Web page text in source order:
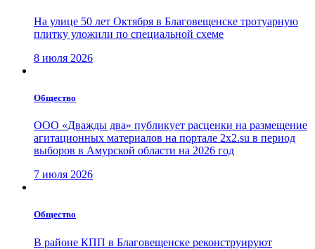
На улице 50 лет Октября в Благовещенске тротуарную
плитку уложили по специальной схеме
8 июля 2026
Общество
ООО «Дважды два» публикует расценки на размещение
агитационных материалов на портале 2х2.su в период
выборов в Амурской области на 2026 год
7 июля 2026
Общество
В районе КПП в Благовещенске реконструируют